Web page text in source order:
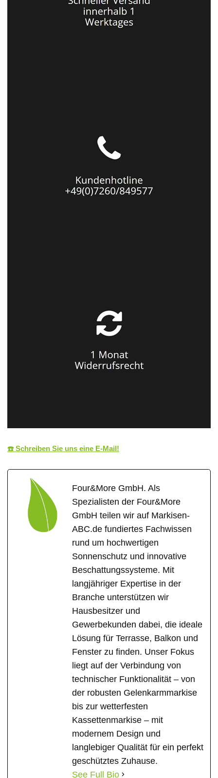
☎️ Schreiben Sie uns eine E-Mail!
Four&More GmbH. Als
Spezialisten der Four&More
GmbH teilen wir auf Markisen-
ABC.de fundiertes Fachwissen
rund um hochwertigen
Sonnenschutz und innovative
Beschattungssysteme. Mit
langjähriger Expertise in der
Branche unterstützen wir
Hausbesitzer und
Gewerbekunden dabei, die ideale
Lösung für Terrasse, Balkon und
Fenster zu finden. Unser Fokus
liegt auf der Verbindung von
technischer Funktionalität – von
der robusten Gelenkarmmarkise
bis zur wetterfesten
Kassettenmarkise – mit
modernem Design und
langlebiger Qualität für ein perfekt
geschütztes Zuhause.
See Full Bio